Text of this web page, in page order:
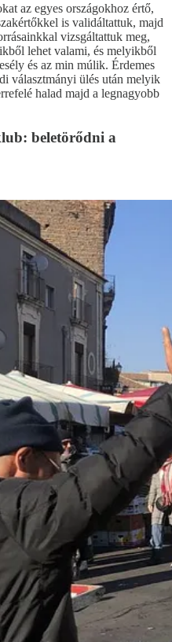
az egyes országokhoz értő,
is validáltattuk, majd
vizsgáltattuk meg,
lehet valami, és melyikből
és az min múlik. Érdemes
választmányi ülés után melyik
halad majd a legnagyobb
beletörődni a